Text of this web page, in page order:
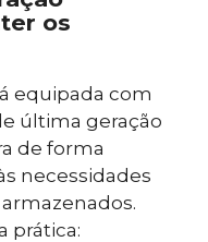
os
equipada com
última geração
de forma
necessidades
prática: